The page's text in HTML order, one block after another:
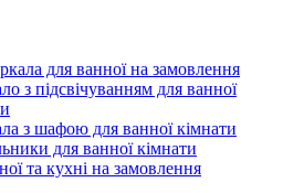
для ванної на замовлення
з підсвічуванням для ванної
з шафою для ванної кімнати
для ванної кімнати
та кухні на замовлення